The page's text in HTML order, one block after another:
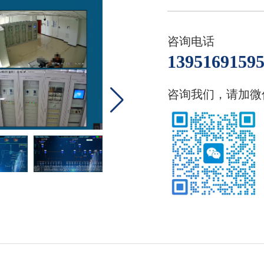
咨询电话
13951691595
咨询我们，请加